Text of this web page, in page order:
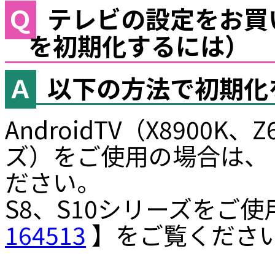
テレビの設定をお
を初期化するには）
以下の方法で初期
AndroidTV（X8900K、
ズ）をご使用の場合は
ださい。
S8、S10シリーズをご
164513 】をご覧くださ